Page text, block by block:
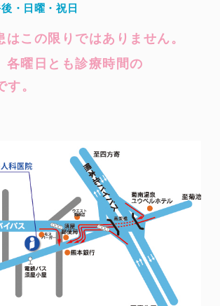
・日曜・祝日
はこの限りではありません。
各曜日とも診療時間の
す。